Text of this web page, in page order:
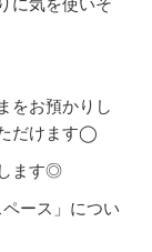
をお預かりし
だけます◯
ます◎
ース」につい